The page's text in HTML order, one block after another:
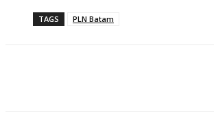
TAGS PLN Batam